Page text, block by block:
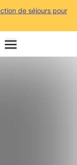
de séjours pour